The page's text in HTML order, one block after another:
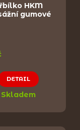
HKM
gumové
DETAIL
Skladem